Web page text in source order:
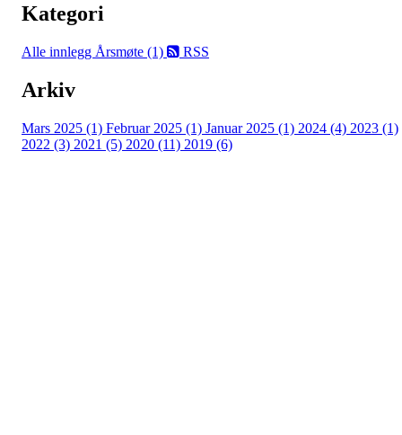
Kategori
Alle innlegg Årsmøte (1) RSS
Arkiv
Mars 2025 (1) Februar 2025 (1) Januar 2025 (1) 2024 (4) 2023 (1)
2022 (3) 2021 (5) 2020 (11) 2019 (6)